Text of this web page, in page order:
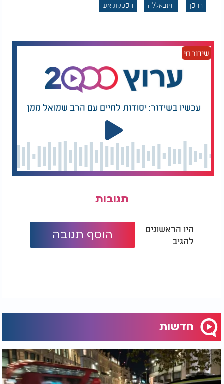
משמעותי.
רחפן חיזבאללה הפסקת אש
שידור חי
עכשיו בשידור: יסודות לחיים עם הרב שמואל ממן
תגובות
היו הראשונים
להגיב
הוסף תגובה
חדשות